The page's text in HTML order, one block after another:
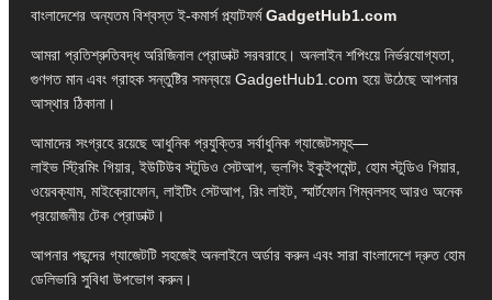
বাংলাদেশের অন্যতম বিশ্বস্ত ই-কমার্স প্ল্যাটফর্মGadgetHub1.com
আমরা প্রতিশ্রুতিবদ্ধ অরিজিনাল প্রোডাক্ট সরবরাহে। অনলাইন শপিংয়ে নির্ভরযোগ্যতা,
গুণগত মান এবং গ্রাহক সন্তুষ্টির সমন্বয়ে GadgetHub1.com হয়ে উঠেছে আপনার
আস্থার ঠিকানা।
আমাদের সংগ্রহে রয়েছে আধুনিক প্রযুক্তির সর্বাধুনিক গ্যাজেটসমূহ—
লাইভ স্ট্রিমিং গিয়ার, ইউটিউব স্টুডিও সেটআপ, ভ্লগিং ইকুইপমেন্ট, হোম স্টুডিও গিয়ার,
ওয়েবক্যাম, মাইক্রোফোন, লাইটিং সেটআপ, রিং লাইট, স্মার্টফোন গিম্বলসহ আরও অনেক
প্রয়োজনীয় টেক প্রোডাক্ট।
আপনার পছন্দের গ্যাজেটটি সহজেই অনলাইনে অর্ডার করুন এবং সারা বাংলাদেশে দ্রুত হোম
ডেলিভারি সুবিধা উপভোগ করুন।